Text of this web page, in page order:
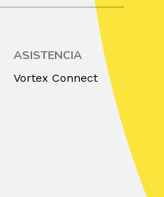
ASISTENCIA
Vortex Connect